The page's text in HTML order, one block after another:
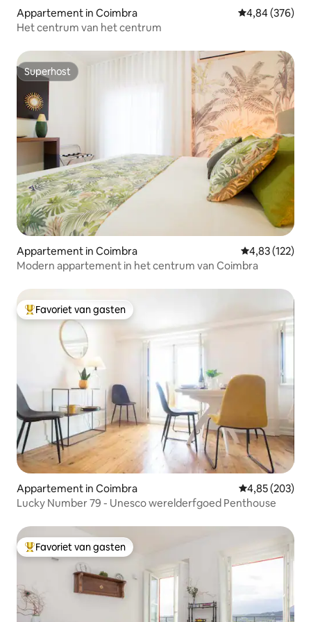
Appartement in Coimbra Gemiddelde
4,84 (376)
Het centrum van het centrum
Superhost
Superhost
Appartement in Coimbra Gemiddelde
4,83 (122)
Modern appartement in het centrum van Coimbra
Topfavoriet van gasten
Favoriet van gasten
Appartement in Coimbra Gemiddelde
4,85 (203)
Lucky Number 79 - Unesco werelderfgoed Penthouse
Topfavoriet van gasten
Favoriet van gasten